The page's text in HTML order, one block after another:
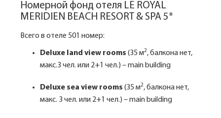
Номерной фонд отеля LE ROYAL
MERIDIEN BEACH RESORT & SPA 5*
Всего в отеле 501 номер:
Deluxe land view rooms (35 м2, балкона нет,
макс.3 чел. или 2+1 чел.) – main building
Deluxe sea view rooms (35 м2, балкона нет,
макс. 3 чел. или 2+1 чел.) – main building